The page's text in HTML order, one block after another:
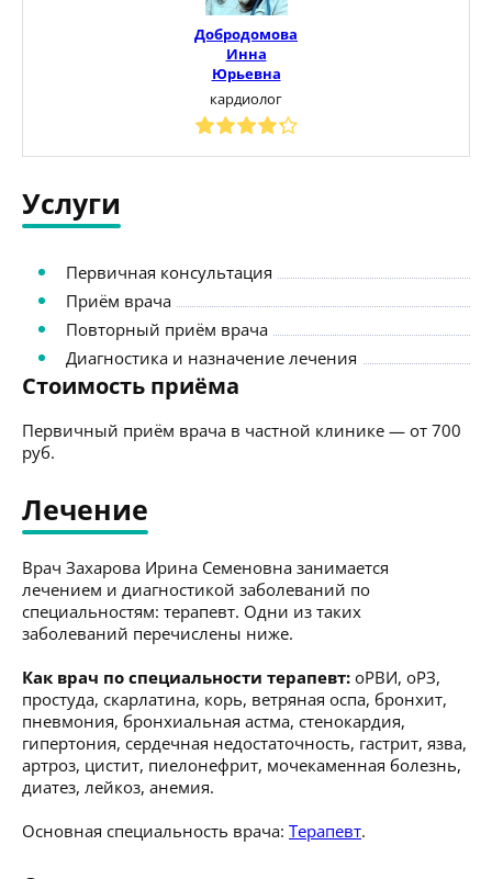
Добродомова
Инна
Юрьевна
кардиолог
Услуги
Первичная консультация
Приём врача
Повторный приём врача
Диагностика и назначение лечения
Стоимость приёма
Первичный приём врача в частной клинике — от 700
руб.
Лечение
Врач Захарова Ирина Семеновна занимается
лечением и диагностикой заболеваний по
специальностям: терапевт. Одни из таких
заболеваний перечислены ниже.
Как врач по специальности терапевт: оРВИ, оРЗ,
простуда, скарлатина, корь, ветряная оспа, бронхит,
пневмония, бронхиальная астма, стенокардия,
гипертония, сердечная недостаточность, гастрит, язва,
артроз, цистит, пиелонефрит, мочекаменная болезнь,
диатез, лейкоз, анемия.
Основная специальность врача: Терапевт.